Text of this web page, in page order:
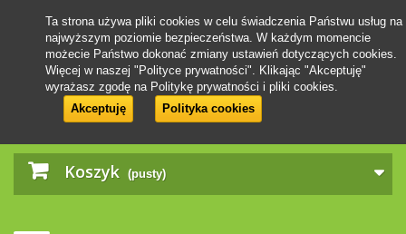
Koszyk (pusty)
Ta strona używa pliki cookies w celu świadczenia Państwu usług na
najwyższym poziomie bezpieczeństwa. W każdym momencie
możecie Państwo dokonać zmiany ustawień dotyczących cookies.
Więcej w naszej "Polityce prywatności". Klikając "Akceptuję"
wyrażasz zgodę na Politykę prywatności i pliki cookies.
Akceptuję
Polityka cookies